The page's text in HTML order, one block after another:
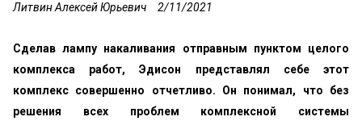
Литвин Алексей Юрьевич 2/11/2021
Сделав лампу накаливания отправным пунктом целого
комплекса работ, Эдисон представлял себе этот
комплекс совершенно отчетливо. Он понимал, что без
решения всех проблем комплексной системы